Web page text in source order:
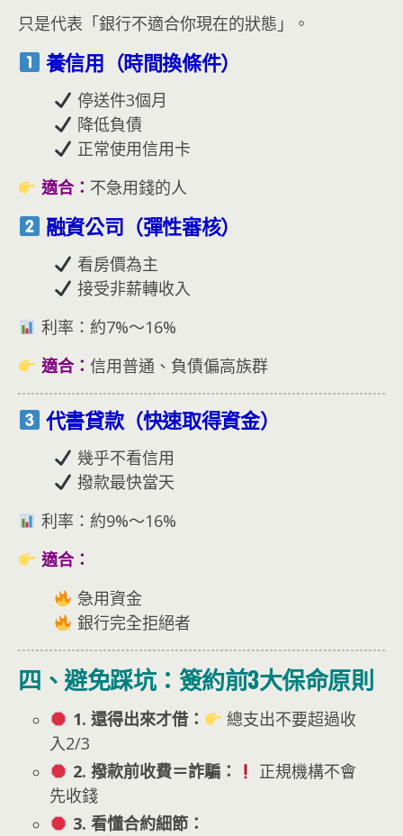
只是代表「銀行不適合你現在的狀態」。
養信用（時間換條件）
停送件3個月
降低負債
正常使用信用卡
適合： 不急用錢的人
融資公司（彈性審核）
看房價為主
接受非薪轉收入
利率：約7%～16%
適合： 信用普通、負債偏高族群
代書貸款（快速取得資金）
幾乎不看信用
撥款最快當天
利率：約9%～16%
適合：
急用資金
銀行完全拒絕者
四、避免踩坑：簽約前3大保命原則
1. 還得出來才借：
總支出不要超過收
入2/3
2. 撥款前收費＝詐騙：
正規機構不會
先收錢
3. 看懂合約細節：